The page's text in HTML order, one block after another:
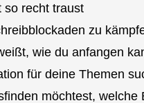
so recht traust
zu
wie du anfangen
für deine Themen
möchtest,